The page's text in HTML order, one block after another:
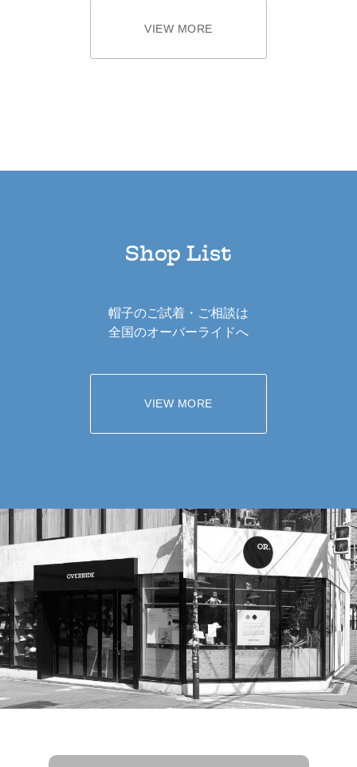
VIEW MORE
Shop List
帽子のご試着・ご相談は
全国のオーバーライドへ
VIEW MORE